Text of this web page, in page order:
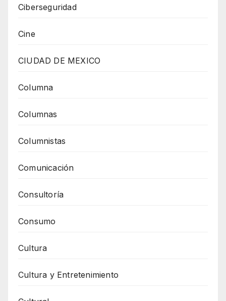
Ciberseguridad
Cine
CIUDAD DE MEXICO
Columna
Columnas
Columnistas
Comunicación
Consultoría
Consumo
Cultura
Cultura y Entretenimiento